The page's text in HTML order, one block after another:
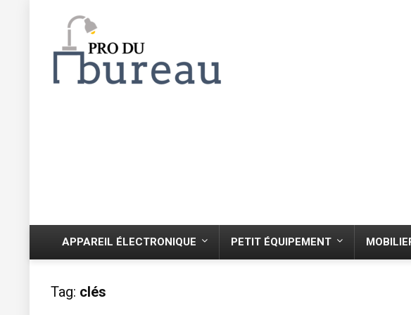
APPAREIL ÉLECTRONIQUE PETIT ÉQUIPEMENT
Tag: clés